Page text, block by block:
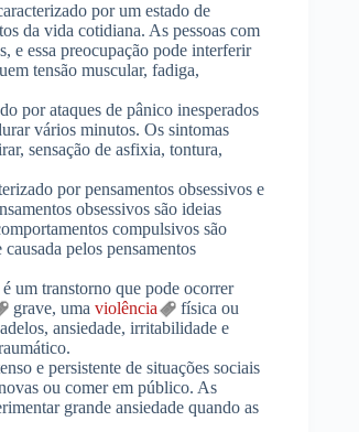
por um estado de
da vida cotidiana. As pessoas com
e essa preocupação pode interferir
tensão muscular, fadiga,
por ataques de pânico inesperados
vários minutos. Os sintomas
sensação de asfixia, tontura,
por pensamentos obsessivos e
obsessivos são ideias
compulsivos são
pelos pensamentos
um transtorno que pode ocorrer
grave, uma violência
física ou
ansiedade, irritabilidade e
e persistente de situações sociais
ou comer em público. As
grande ansiedade quando as